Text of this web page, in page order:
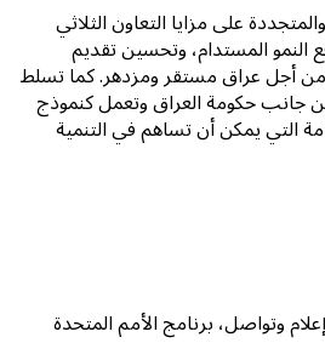
على مزايا التعاون الثلاثي
النمو المستدام، وتحسين تقديم
من أجل عراق مستقر ومزدهر. كما تسلط
جانب حكومة العراق وتعمل كنموذج
التي يمكن أن تساهم في التنمية
وتواصل، برنامج الأمم المتحدة